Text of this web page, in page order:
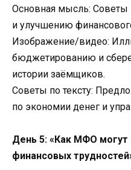
Основная мысль:
и улучшению
Изображение/видео:
бюджетированию и
истории заёмщиков.
Советы по тексту:
по экономии денег и
День 5: «Как МФО могут
финансовых